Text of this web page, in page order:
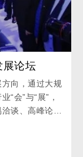
展论坛
向，通过大规
“会”与“展”，
谈、高峰论坛